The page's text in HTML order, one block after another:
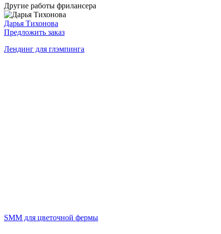
Другие работы фрилансера
Дарья Тихонова
Предложить заказ
Лендинг для глэмпинга
SMM для цветочной фермы